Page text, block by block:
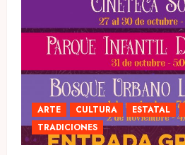
ARTE CULTURA ESTATAL
TRADICIONES